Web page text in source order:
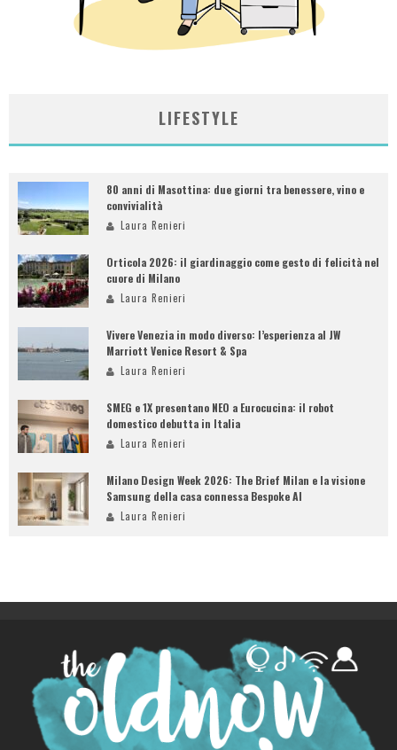
LIFESTYLE
80 anni di Masottina: due giorni tra benessere, vino e
convivialità
Laura Renieri
Orticola 2026: il giardinaggio come gesto di felicità nel
cuore di Milano
Laura Renieri
Vivere Venezia in modo diverso: l’esperienza al JW
Marriott Venice Resort & Spa
Laura Renieri
SMEG e 1X presentano NEO a Eurocucina: il robot
domestico debutta in Italia
Laura Renieri
Milano Design Week 2026: The Brief Milan e la visione
Samsung della casa connessa Bespoke AI
Laura Renieri